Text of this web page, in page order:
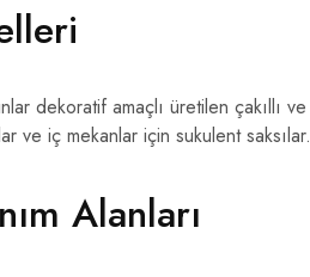
dekoratif amaçlı üretilen çakıllı ve
ve iç mekanlar için sukulent saksılar.
Alanları